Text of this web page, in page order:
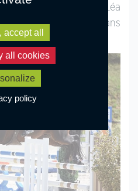
dans l’As Elite. Léa
Connemara de 7 ans
de 4 points.
accept all
all cookies
policy